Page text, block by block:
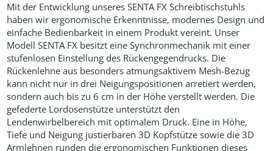
Mit der Entwicklung unseres SENTA FX Schreibtischstuhls
haben wir ergonomische Erkenntnisse, modernes Design und
einfache Bedienbarkeit in einem Produkt vereint. Unser
Modell SENTA FX besitzt eine Synchronmechanik mit einer
stufenlosen Einstellung des Rückengegendrucks. Die
Rückenlehne aus besonders atmungsaktivem Mesh-Bezug
kann nicht nur in drei Neigungspositionen arretiert werden,
sondern auch bis zu 6 cm in der Höhe verstellt werden. Die
gefederte Lordosenstütze unterstützt den
Lendenwirbelbereich mit optimalem Druck. Eine in Höhe,
Tiefe und Neigung justierbaren 3D Kopfstütze sowie die 3D
Armlehnen runden die ergonomischen Funktionen dieses